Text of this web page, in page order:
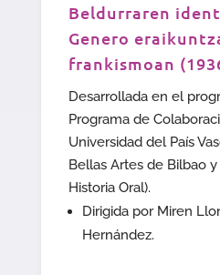
Beldurraren
Genero
frankismoan
Desarrollada en el
Programa de
Universidad del País
Bellas Artes de Bilbao
Historia Oral).
Dirigida por Miren
Hernández.